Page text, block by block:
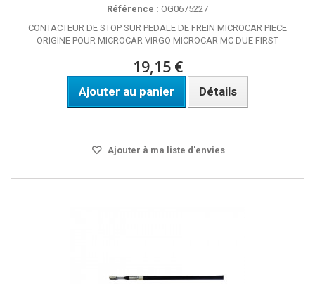
Référence : OG0675227
CONTACTEUR DE STOP SUR PEDALE DE FREIN MICROCAR PIECE
ORIGINE POUR MICROCAR VIRGO MICROCAR MC DUE FIRST
19,15 €
Ajouter au panier Détails
Ajouter à ma liste d'envies